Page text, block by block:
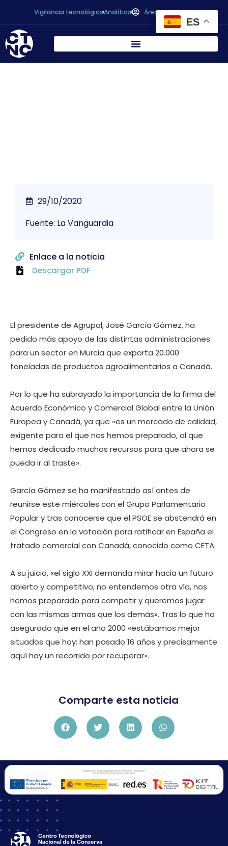
Vigilancia tecnológicaAnalítica Área personal
El presidente de Agrupal, José García Gómez, ha
pedido más apoyo de las distintas administraciones
para un sector en Murcia que exporta 20.000
toneladas de productos agroalimentarios a Canadá.
Por lo que ha subrayado la importancia de la firma del
Acuerdo Económico y Comercial Global entre la Unión
Europea y Canadá, ya que «es un mercado de calidad,
exigente para el que nos hemos preparado, al que
hemos dedicado muchos recursos para que ahora se
pueda ir al traste».
García Gómez se ha manifestado así antes de
reunirse este miércoles con el Grupo Parlamentario
Popular y tras conocerse que el PSOE se abstendrá en
el Congreso en la votación para ratificar en España el
tratado comercial con Canadá, conocido como CETA.
A su juicio, «el siglo XXI demanda mirar hacia un futuro
abierto y competitivo, no entendemos otra vía, nos
hemos preparado para competir y queremos jugar
con las mismas armas que los demás». Tras lo que ha
asegurado que en el año 2000 «estábamos mejor
situados que hoy; han pasado 16 años y precisamente
aquí hay un recorrido por recuperar».
29/10/2020
Fuente: La Vanguardia
Enlace a la noticia
Descargar PDF
Comparte esta noticia
ES